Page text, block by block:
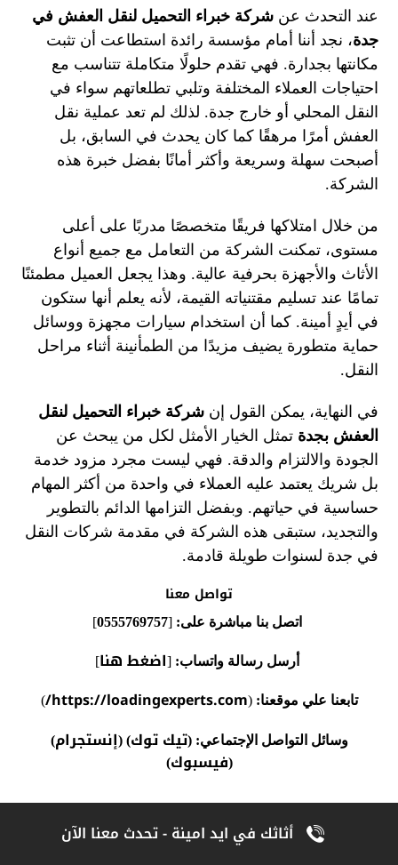
عند التحدث عنشركة خبراء التحميل لنقل العفش في
جدة، نجد أننا أمام مؤسسة رائدة استطاعت أن تثبت
مكانتها بجدارة. فهي تقدم حلولًا متكاملة تتناسب مع
احتياجات العملاء المختلفة وتلبي تطلعاتهم سواء في
النقل المحلي أو خارج جدة. لذلك لم تعد عملية نقل
العفش أمرًا مرهقًا كما كان يحدث في السابق، بل
أصبحت سهلة وسريعة وأكثر أمانًا بفضل خبرة هذه
الشركة.
من خلال امتلاكها فريقًا متخصصًا مدربًا على أعلى
مستوى، تمكنت الشركة من التعامل مع جميع أنواع
الأثاث والأجهزة بحرفية عالية. وهذا يجعل العميل مطمئنًا
تمامًا عند تسليم مقتنياته القيمة، لأنه يعلم أنها ستكون
في أيدٍ أمينة. كما أن استخدام سيارات مجهزة ووسائل
حماية متطورة يضيف مزيدًا من الطمأنينة أثناء مراحل
النقل.
في النهاية، يمكن القول إنشركة خبراء التحميل لنقل
العفش بجدة تمثل الخيار الأمثل لكل من يبحث عن
الجودة والالتزام والدقة. فهي ليست مجرد مزود خدمة
بل شريك يعتمد عليه العملاء في واحدة من أكثر المهام
حساسية في حياتهم. وبفضل التزامها الدائم بالتطوير
والتجديد، ستبقى هذه الشركة في مقدمة شركات النقل
في جدة لسنوات طويلة قادمة.
تواصل معنا
اتصل بنا مباشرة على: [
0555769757
]
أرسل رسالة واتساب: [اضغط هنا]
تابعنا علي موقعنا: (
https://loadingexperts.com/
)
وسائل التواصل الإجتماعي: (تيك توك) (إنستجرام)
(فيسبوك)
Alahly Media
أغسطس 30, 2025
أثاثك في ايد امينة - تحدث معنا الآن